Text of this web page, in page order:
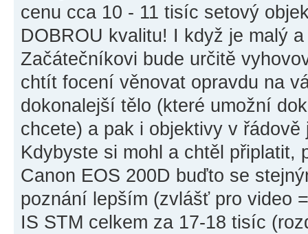
cenu cca 10 - 11 tisíc setový
DOBROU kvalitu! I když je malý
Začátečníkovi bude určitě
chtít focení věnovat opravdu na
dokonalejší tělo (které umožní
chcete) a pak i objektivy v
Kdybyste si mohl a chtěl připlatit,
Canon EOS 200D buďto se
poznání lepším (zvlášť pro video
IS STM celkem za 17-18 tisíc